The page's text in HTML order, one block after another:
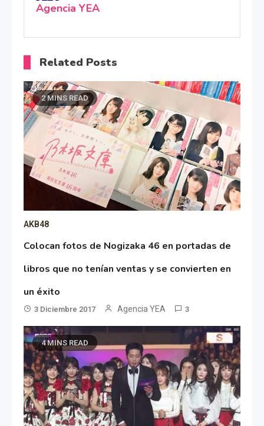
Agencia YEA
Related Posts
2 MINS READ
AKB48
Colocan fotos de Nogizaka 46 en portadas de
libros que no tenían ventas y se convierten en
un éxito
3 Diciembre 2017 Agencia YEA 3
4 MINS READ